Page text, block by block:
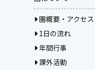
園概要・アクセス
1日の流れ
年間行事
課外活動